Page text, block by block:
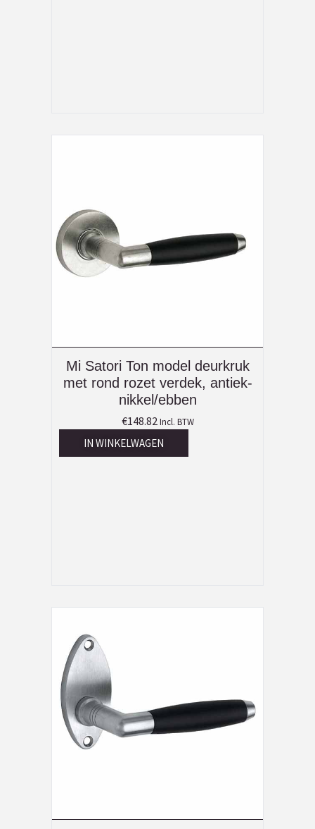
Mi Satori Ton model deurkruk
met rond rozet verdek, antiek-
nikkel/ebben
€148.82 Incl. BTW
IN WINKELWAGEN